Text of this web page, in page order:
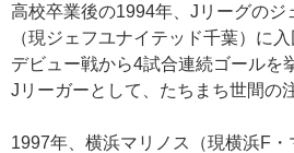
高校卒業後の1994年、Jリーグのジ
（現ジェフユナイテッド千葉）に入
デビュー戦から4試合連続ゴールを
Jリーガーとして、たちまち世間の
1997年、横浜マリノス（現横浜F・